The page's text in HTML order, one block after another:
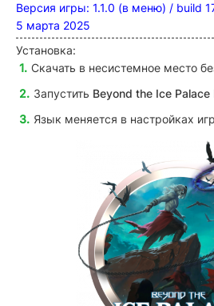
Версия игры: 1.1.0 (в меню) / build
5 марта 2025
Установка:
Скачать в несистемное место
Запустить Beyond the Ice Palace
Язык меняется в настройках